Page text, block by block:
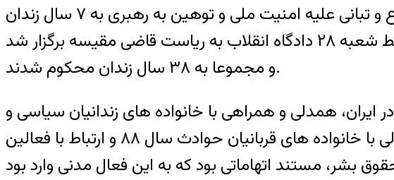
وی به دلیل فعالیت های مدنی مسالمت آمیز، به اتهام تبلیغ علیه نظام، اجتماع و تبانی علیه امنیت ملی و توهین به رهبری به ۷ سال زندان
محکوم شد، دادگاه وی به همراه سه فعال مدنی دیگر، در کمتر از از پانزده دقیقه، توسط شعبه ۲۸ دادگاه انقلاب به ریاست قاضی مقیسه برگزار شد
و مجموعا به ۳۸ سال زندان محکوم شدند.
همدلی و همراهی با خانواده های زندانیان سیاسی و
خانواده های زندانیان محکوم به اعدام، شرکت در تجمعی در دفاع از کوبانی، همدلی با خانواده های قربانیان حوادث سال ۸۸ و ارتباط با فعالین